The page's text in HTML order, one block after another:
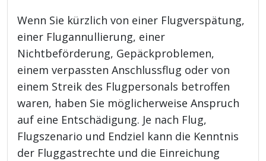
Wenn Sie kürzlich von einer Flugverspätung,
einer Flugannullierung, einer
Nichtbeförderung, Gepäckproblemen,
einem verpassten Anschlussflug oder von
einem Streik des Flugpersonals betroffen
waren, haben Sie möglicherweise Anspruch
auf eine Entschädigung. Je nach Flug,
Flugszenario und Endziel kann die Kenntnis
der Fluggastrechte und die Einreichung